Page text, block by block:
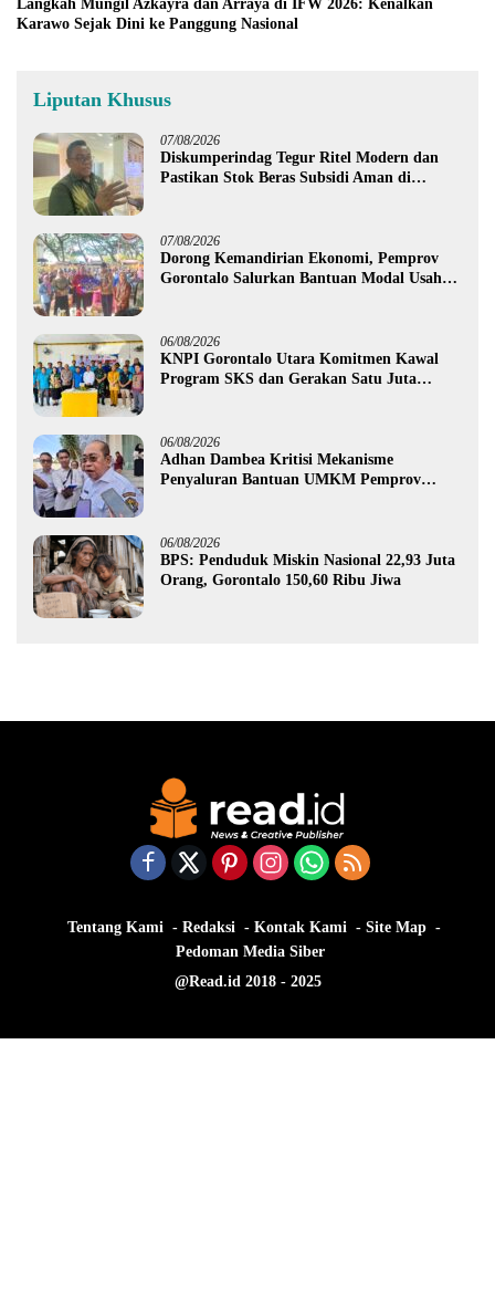
Langkah Mungil Azkayra dan Arraya di IFW 2026: Kenalkan
Karawo Sejak Dini ke Panggung Nasional
Liputan Khusus
07/08/2026
Diskumperindag Tegur Ritel Modern dan
Pastikan Stok Beras Subsidi Aman di
07/08/2026
Dorong Kemandirian Ekonomi, Pemprov
Gorontalo Salurkan Bantuan Modal Usaha
06/08/2026
KNPI Gorontalo Utara Komitmen Kawal
Program SKS dan Gerakan Satu Juta
06/08/2026
Adhan Dambea Kritisi Mekanisme
Penyaluran Bantuan UMKM Pemprov
06/08/2026
BPS: Penduduk Miskin Nasional 22,93 Juta
Orang, Gorontalo 150,60 Ribu Jiwa
Tentang Kami Redaksi Kontak Kami
Site Map
Pedoman Media Siber
@Read.id 2018 - 2025